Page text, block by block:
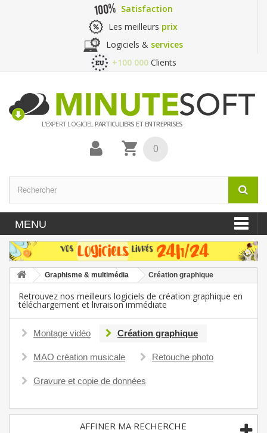
Satisfaction
Les meilleurs prix
Logiciels & services
+100 000 Clients
L'EXPERT LOGICIELPARTICULIERS ET ENTREPRISES
0
MENU
Graphisme & multimédia Création graphique
Retrouvez nos meilleurs logiciels de création graphique en
téléchargement et livraison immédiate
Montage vidéo Création graphique
MAO création musicale Retouche photo
Gravure et copie de données
AFFINER MA RECHERCHE